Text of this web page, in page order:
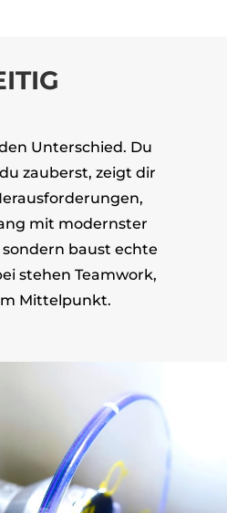
Unterschied. Du
zauberst, zeigt dir
mit modernster
baust echte
stehen Teamwork,
Mittelpunkt.